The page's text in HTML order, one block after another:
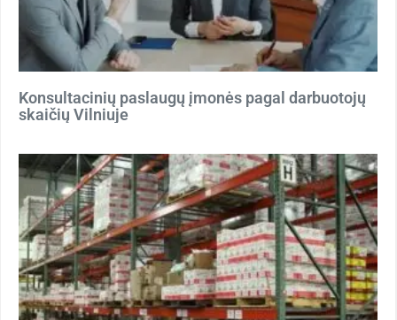
Konsultacinių paslaugų įmonės pagal darbuotojų
skaičių Vilniuje